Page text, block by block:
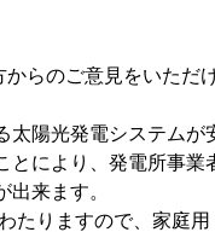
らのご意見をいただ
陽光発電システムが
により、発電所事業
来ます。
たりますので、家庭